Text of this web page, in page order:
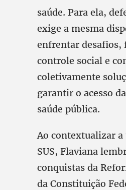
saúde. Para ela,
exige a mesma
enfrentar desafios,
controle social e
coletivamente
garantir o acesso
saúde pública.
Ao contextualizar
SUS, Flaviana
conquistas da
da Constituição